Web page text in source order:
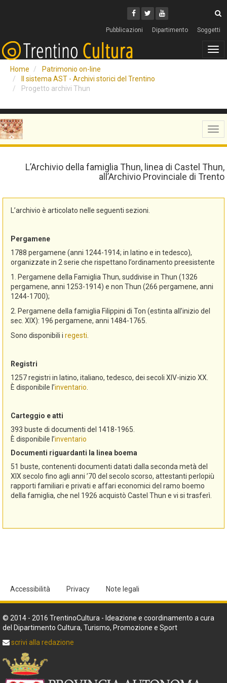
Facebook
Twitter
Youtube
Pubblicazioni Dipartimento Soggetti
Home
Patrimonio on-line
Il sistema AST - Archivi storici del Trentino
Progetto archivi Thun
L’Archivio della famiglia Thun, linea di Castel Thun,
all’Archivio Provinciale di Trento
L’archivio è articolato nelle seguenti sezioni.
Pergamene
1788 pergamene (anni 1244-1914; in latino e in tedesco),
organizzate in 2 serie che rispettano l’ordinamento preesistente
1. Pergamene della Famiglia Thun, suddivise in Thun (1326
pergamene, anni 1253-1914) e non Thun (266 pergamene, anni
1244-1700);
2. Pergamene della famiglia Filippini di Ton (estinta all’inizio del
sec. XIX): 196 pergamene, anni 1484-1765.
Sono disponibili i regesti
Registri
1257 registri in latino, italiano, tedesco, dei secoli XIV-inizio XX.
È disponibile l’inventario
Carteggio e atti
393 buste di documenti del 1418-1965.
È disponibile l’inventario
Documenti riguardanti la linea boema
51 buste, contenenti documenti datati dalla seconda metà del
XIX secolo fino agli anni ’70 del secolo scorso, attestanti perlopiù
rapporti familiari e privati e affari economici del ramo boemo
della famiglia, che nel 1926 acquistò Castel Thun e vi si trasferì.
Accessibilità Privacy Note legali
© 2014 - 2016 TrentinoCultura - Ideazione e coordinamento a cura
del Dipartimento Cultura, Turismo, Promozione e Sport
scrivi alla redazione